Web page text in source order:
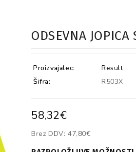
ODSEVNA JOPICA
Proizvajalec:
Result
Šifra:
R503X
58,32€
Brez DDV: 47,80€